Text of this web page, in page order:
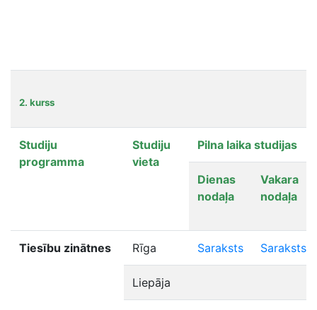
2. kurss
Studiju
programma
Studiju
vieta
Pilna laika studijas
Dienas
nodaļa
Vakara
nodaļa
Tiesību zinātnes Rīga Saraksts Saraksts
Liepāja